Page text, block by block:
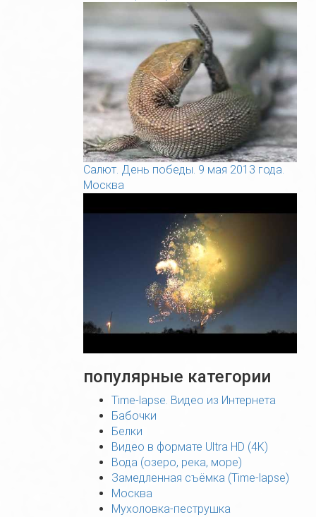
Салют. День победы. 9 мая 2013 года.
Москва
популярные категории
Time-lapse. Видео из Интернета
Бабочки
Белки
Видео в формате Ultra HD (4K)
Вода (озеро, река, море)
Замедленная съёмка (Time-lapse)
Москва
Мухоловка-пеструшка